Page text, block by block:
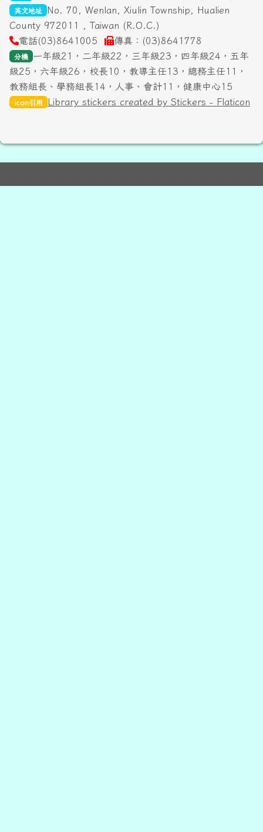
英文地址
No. 70, Wenlan, Xiulin Township, Hualien
County 972011 , Taiwan (R.O.C.)
電話(03)8641005
傳真：(03)8641778
分機
一年級21，二年級22，三年級23，四年級24，五年
級25，六年級26，校長10，教導主任13，總務主任11，
教務組長、學務組長14，人事、會計11，健康中心15
icon引用 Library stickers created by Stickers - Flaticon